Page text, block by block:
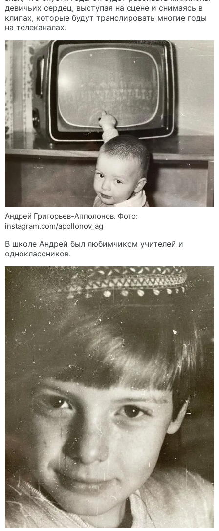
девичьих сердец, выступая на сцене и снимаясь в
клипах, которые будут транслировать многие годы
на телеканалах.
Андрей Григорьев-Апполонов. Фото:
instagram.com/apollonov_ag
В школе Андрей был любимчиком учителей и
одноклассников.